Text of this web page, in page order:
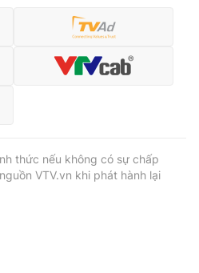
thức nếu không có sự chấp
VTV.vn khi phát hành lại